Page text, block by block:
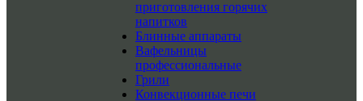
приготовления горячих
напитков
Блинные аппараты
Вафельницы
профессиональные
Грили
Конвекционные печи